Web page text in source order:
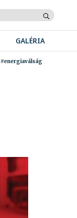
GALÉRIA
#energiaválság